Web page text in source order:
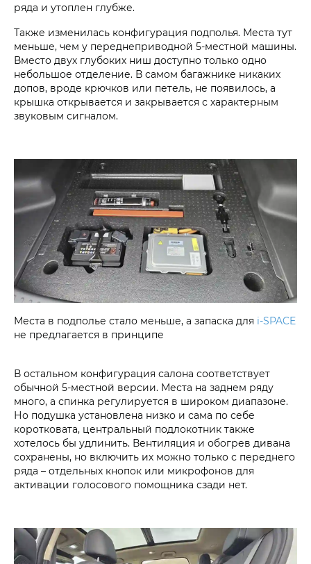
ряда и утоплен глубже.
Также изменилась конфигурация подполья. Места тут
меньше, чем у переднеприводной 5-местной машины.
Вместо двух глубоких ниш доступно только одно
небольшое отделение. В самом багажнике никаких
допов, вроде крючков или петель, не появилось, а
крышка открывается и закрывается с характерным
звуковым сигналом.
Места в подполье стало меньше, а запаска для i‑SPACE
не предлагается в принципе
В остальном конфигурация салона соответствует
обычной 5-местной версии. Места на заднем ряду
много, а спинка регулируется в широком диапазоне.
Но подушка установлена низко и сама по себе
коротковата, центральный подлокотник также
хотелось бы удлинить. Вентиляция и обогрев дивана
сохранены, но включить их можно только с переднего
ряда – отдельных кнопок или микрофонов для
активации голосового помощника сзади нет.